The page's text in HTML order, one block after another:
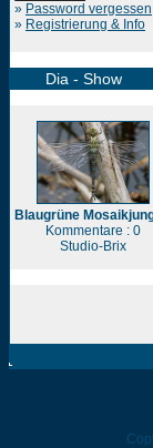
» Password vergessen
» Registrierung & Info
Dia - Show
Blaugrüne
Kommentare : 0
Studio-Brix